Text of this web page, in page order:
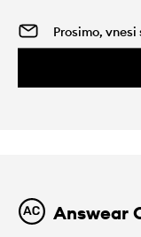
Answear